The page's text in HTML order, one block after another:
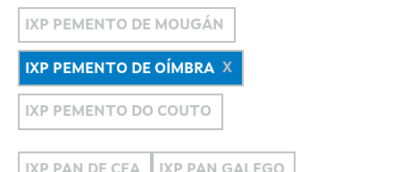
IXP PEMENTO DE MOUGÁN
IXP PEMENTO DE OÍMBRA
IXP PEMENTO DO COUTO